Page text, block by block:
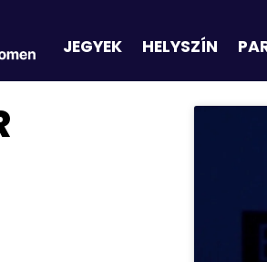
JEGYEK HELYSZÍN